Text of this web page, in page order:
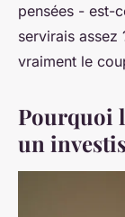
pensées - est-
servirais assez
vraiment le
Pourquoi
un